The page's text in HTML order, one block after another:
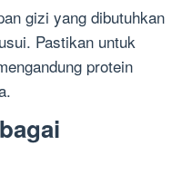
gizi yang dibutuhkan
Pastikan untuk
protein